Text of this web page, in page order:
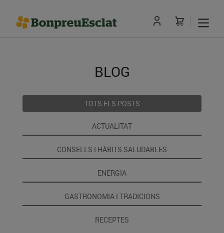
BLOG
TOTS ELS POSTS
ACTUALITAT
CONSELLS I HÀBITS SALUDABLES
ENERGIA
GASTRONOMIA I TRADICIONS
RECEPTES